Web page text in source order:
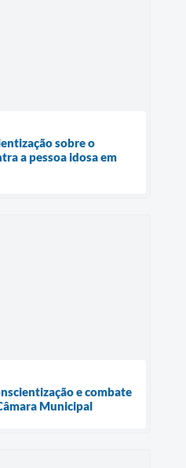
sobre o
a pessoa idosa em
e combate
Municipal